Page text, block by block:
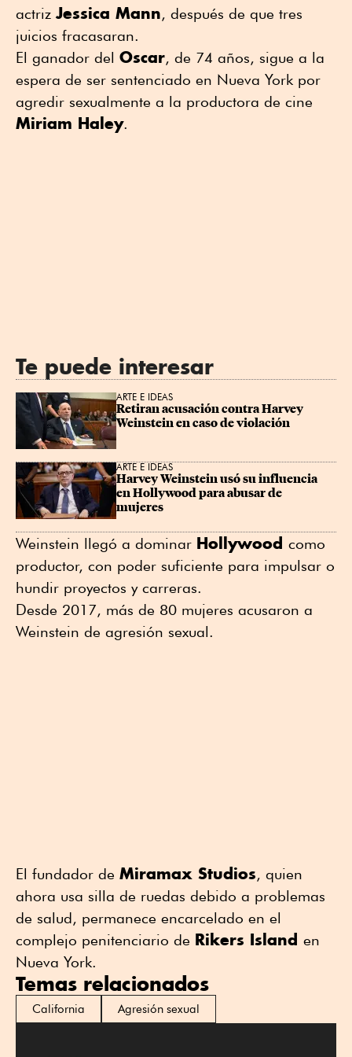
actriz Jessica Mann, después de que tres
juicios fracasaran.
El ganador del Oscar, de 74 años, sigue a la
espera de ser sentenciado en Nueva York por
agredir sexualmente a la productora de cine
Miriam Haley.
Te puede interesar
ARTE E IDEAS
Retiran acusación contra Harvey
Weinstein en caso de violación
ARTE E IDEAS
Harvey Weinstein usó su influencia
en Hollywood para abusar de
mujeres
Weinstein llegó a dominar Hollywood como
productor, con poder suficiente para impulsar o
hundir proyectos y carreras.
Desde 2017, más de 80 mujeres acusaron a
Weinstein de agresión sexual.
El fundador de Miramax Studios, quien
ahora usa silla de ruedas debido a problemas
de salud, permanece encarcelado en el
complejo penitenciario de Rikers Island en
Nueva York.
Temas relacionados
California Agresión sexual